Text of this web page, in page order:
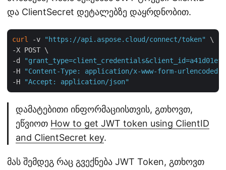
და ClientSecret დეტალებზე დაყრდნობით.
curl -v "https://api.aspose.cloud/connect/token"
\
-X POST \
-d
"grant_type=client_credentials&client_id=a41d01ef-
-H
"Content-Type: application/x-www-form-urlencoded"
-H
"Accept: application/json"
დამატებითი ინფორმაციისთვის, გთხოვთ,
ეწვიოთ How to get JWT token using ClientID
and ClientSecret key.
მას შემდეგ რაც გვექნება JWT Token, გთხოვთ